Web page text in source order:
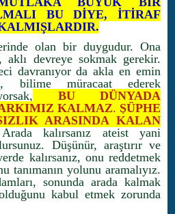
BU DİYE, İTİRAF
olan bir duygudur. Ona
aklı devreye sokmak gerekir.
davranıyor da akla en emin
bilime müracaat ederek
BU DÜNYADA
KALMAZ. ŞÜPHE
ARASINDA KALAN
kalırsanız ateist yani
Düşünür, araştırır ve
kalırsanız, onu reddetmek
tanımanın yolunu aramalıyız.
sonunda arada kalmak
kabul etmek zorunda